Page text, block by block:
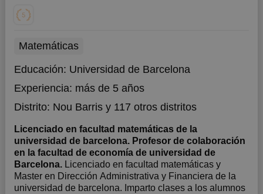
Matemáticas
Educación: Universidad de Barcelona
Experiencia: más de 5 años
Distrito: Nou Barrisy 117 otros distritos
Licenciado en facultad matemáticas de la
universidad de barcelona. Profesor de colaboración
en la facultad de economía de universidad de
Barcelona. Licenciado en facultad matemáticas y
Master en Dirección Administrativa y Financiera de la
universidad de barcelona. Imparto clases a los alumnos